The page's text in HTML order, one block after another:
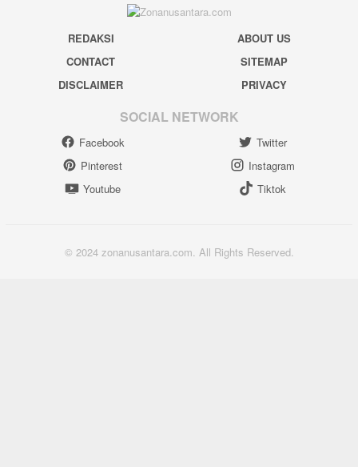
REDAKSI
ABOUT US
CONTACT
SITEMAP
DISCLAIMER
PRIVACY
SOCIAL NETWORK
Facebook
Twitter
Pinterest
Instagram
Youtube
Tiktok
© 2024 zonanusantara.com. All Rights Reserved.